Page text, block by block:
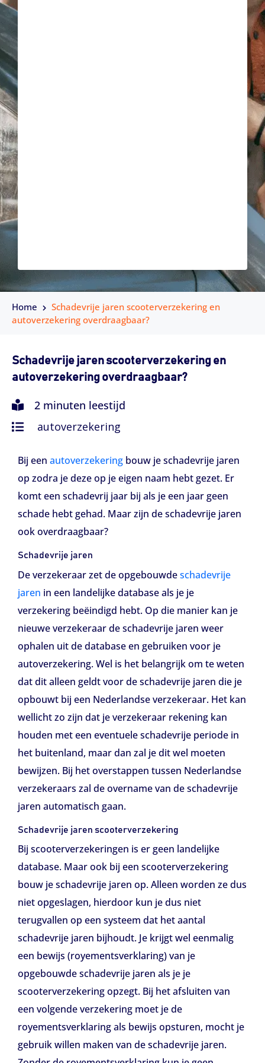
Home
Schadevrije jaren scooterverzekering en
autoverzekering overdraagbaar?
Schadevrije jaren scooterverzekering en
autoverzekering overdraagbaar?
2 minuten leestijd
autoverzekering
Bij een autoverzekering bouw je schadevrije jaren
op zodra je deze op je eigen naam hebt gezet. Er
komt een schadevrij jaar bij als je een jaar geen
schade hebt gehad. Maar zijn de schadevrije jaren
ook overdraagbaar?
Schadevrije jaren
De verzekeraar zet de opgebouwdeschadevrije
jaren in een landelijke database als je je
verzekering beëindigd hebt. Op die manier kan je
nieuwe verzekeraar de schadevrije jaren weer
ophalen uit de database en gebruiken voor je
autoverzekering. Wel is het belangrijk om te weten
dat dit alleen geldt voor de schadevrije jaren die je
opbouwt bij een Nederlandse verzekeraar. Het kan
wellicht zo zijn dat je verzekeraar rekening kan
houden met een eventuele schadevrije periode in
het buitenland, maar dan zal je dit wel moeten
bewijzen. Bij het overstappen tussen Nederlandse
verzekeraars zal de overname van de schadevrije
jaren automatisch gaan.
Schadevrije jaren scooterverzekering
Bij scooterverzekeringen is er geen landelijke
database. Maar ook bij een scooterverzekering
bouw je schadevrije jaren op. Alleen worden ze dus
niet opgeslagen, hierdoor kun je dus niet
terugvallen op een systeem dat het aantal
schadevrije jaren bijhoudt. Je krijgt wel eenmalig
een bewijs (royementsverklaring) van je
opgebouwde schadevrije jaren als je je
scooterverzekering opzegt. Bij het afsluiten van
een volgende verzekering moet je de
royementsverklaring als bewijs opsturen, mocht je
gebruik willen maken van de schadevrije jaren.